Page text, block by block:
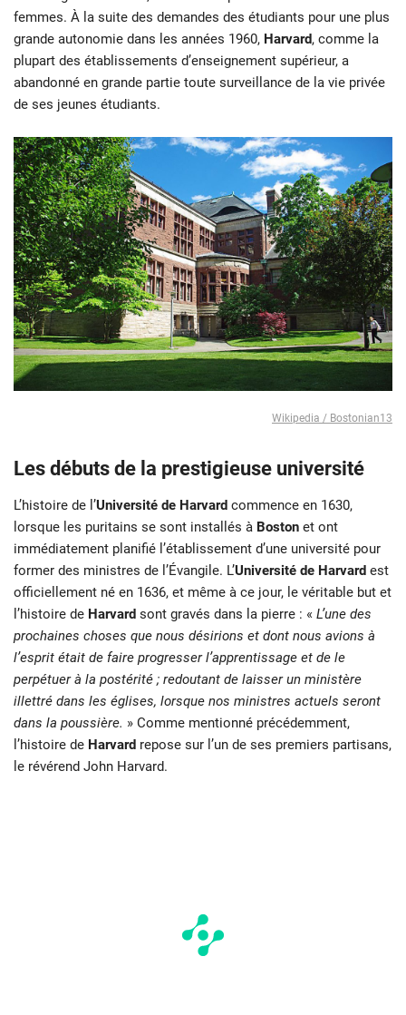
femmes. À la suite des demandes des étudiants pour une plus
grande autonomie dans les années 1960, Harvard, comme la
plupart des établissements d’enseignement supérieur, a
abandonné en grande partie toute surveillance de la vie privée
de ses jeunes étudiants.
Wikipedia / Bostonian13
Les débuts de la prestigieuse université
L’histoire de l’Université de Harvard commence en 1630,
lorsque les puritains se sont installés à Boston et ont
immédiatement planifié l’établissement d’une université pour
former des ministres de l’Évangile. L’Université de Harvard est
officiellement né en 1636, et même à ce jour, le véritable but et
l’histoire de Harvard sont gravés dans la pierre : « L’une des
prochaines choses que nous désirions et dont nous avions à
l’esprit était de faire progresser l’apprentissage et de le
perpétuer à la postérité ; redoutant de laisser un ministère
illettré dans les églises, lorsque nos ministres actuels seront
dans la poussière. » Comme mentionné précédemment,
l’histoire de Harvard repose sur l’un de ses premiers partisans,
le révérend John Harvard.